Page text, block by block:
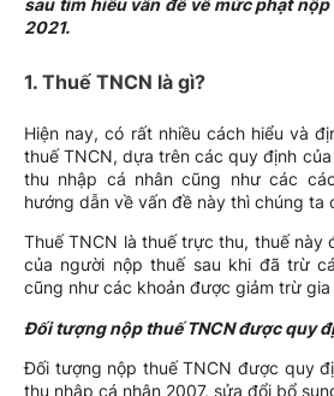
sau tìm hiểu vấn đề về mức phạt nộp
2021.
1. Thuế TNCN là gì?
Hiện nay, có rất nhiều cách hiểu và
thuế TNCN, dựa trên các quy định
thu nhập cá nhân cũng như các
hướng dẫn về vấn đề này thì chúng ta
Thuế TNCN là thuế trực thu, thuế này
của người nộp thuế sau khi đã trừ
cũng như các khoản được giảm trừ gia
Đối tượng nộp thuế TNCN được quy
Đối tượng nộp thuế TNCN được quy
thu nhập cá nhân 2007, sửa đổi bổ